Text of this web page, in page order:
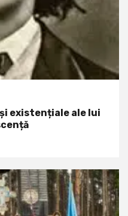
existențiale ale lui